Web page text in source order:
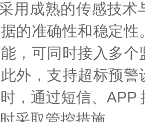
用成熟的传感技术
的准确性和稳定
，可同时接入多
外，支持超标预
，通过短信、APP